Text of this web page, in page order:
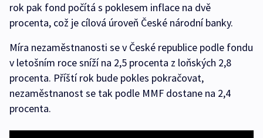
rok pak fond počítá s poklesem inflace na dvě
procenta, což je cílová úroveň České národní banky.
Míra nezaměstnanosti se v České republice podle fondu
v letošním roce sníží na 2,5 procenta z loňských 2,8
procenta. Příští rok bude pokles pokračovat,
nezaměstnanost se tak podle MMF dostane na 2,4
procenta.